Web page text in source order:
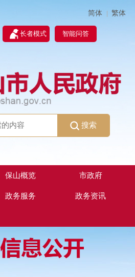
简体 | 繁体
长者模式 智能问答
搜索
保山概览 市政府
政务服务 政务资讯